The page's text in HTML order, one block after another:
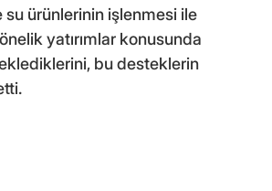
ürünlerinin işlenmesi ile
yatırımlar konusunda
bu desteklerin